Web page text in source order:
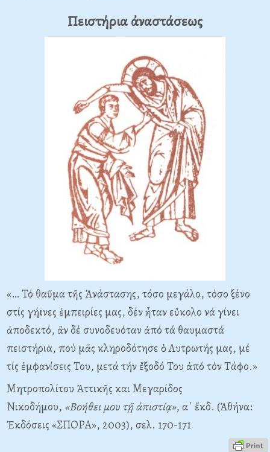
Πειστήρια ἀναστάσεως
«… Τό θαῦμα τῆς Ἀνάστασης, τόσο μεγάλο, τόσο ξένο
στίς γήϊνες ἐμπειρίες μας, δέν ἦταν εὔκολο νά γίνει
ἀποδεκτό, ἄν δέ συνοδευόταν ἀπό τά θαυμαστά
πειστήρια, πού μᾶς κληροδότησε ὁ Λυτρωτής μας, μέ
τίς ἐμφανίσεις Του, μετά τήν ἔξοδό Του ἀπό τόν Τάφο.»
Μητροπολίτου Ἀττικῆς και Μεγαρίδος
Νικοδήμου, «Βοήθει μου τῇ ἀπιστίᾳ», α΄ ἔκδ. (Ἀθήνα:
Ἐκδόσεις «ΣΠΟΡΑ», 2003), σελ. 170-171